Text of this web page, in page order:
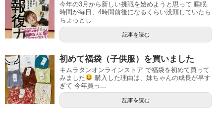
今年の3月から新しい挑戦を始めようと思って 睡眠
時間が毎日、4時間前後になるくらい没頭していたら
ちょっとし...
記事を読む
初めて福袋（子供服）を買いました
キムラタンオンラインストア で福袋を初めて買って
みました
購入した理由は、妹ちゃんの成長が早す
ぎて 今年買っ...
記事を読む